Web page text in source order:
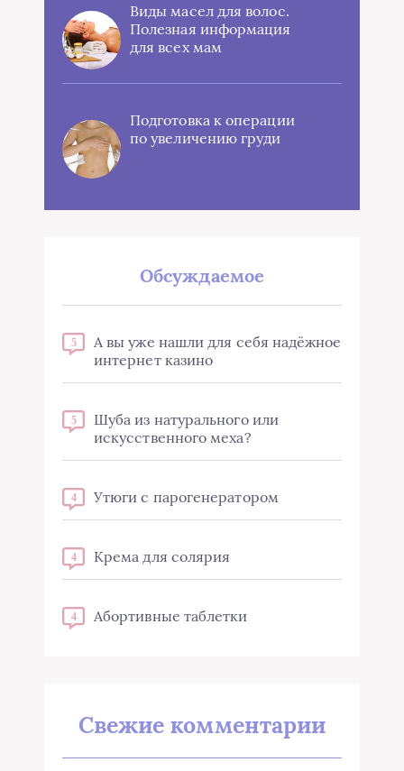
Виды масел для волос.
Полезная информация
для всех мам
Подготовка к операции
по увеличению груди
Обсуждаемое
5
А вы уже нашли для себя надёжное
интернет казино
5
Шуба из натурального или
искусственного меха?
4 Утюги с парогенератором
4 Крема для солярия
4 Абортивные таблетки
Свежие комментарии